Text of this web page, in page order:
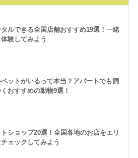
ルできる全国店舗おすすめ19選！一緒
験してみよう
ットがいるって本当？アパートでも飼
おすすめの動物9選！
ショップ20選！全国各地のお店をエリ
ェックしてみよう